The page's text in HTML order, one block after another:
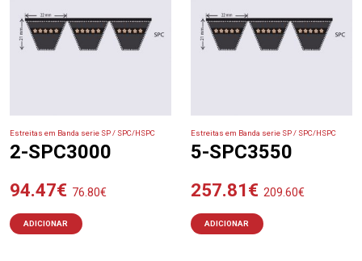
Estreitas em Banda serie SP / SPC/HSPC
2-SPC3000
94.47€ 76.80€
ADICIONAR
Estreitas em Banda serie SP / SPC/HSPC
5-SPC3550
257.81€ 209.60€
ADICIONAR